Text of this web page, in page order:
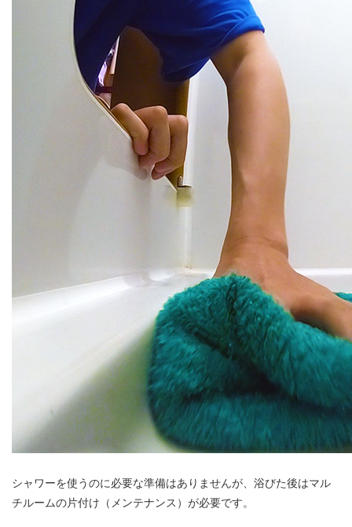
シャワーを使うのに必要な準備はありませんが、浴びた後はマル
チルームの片付け（メンテナンス）が必要です。